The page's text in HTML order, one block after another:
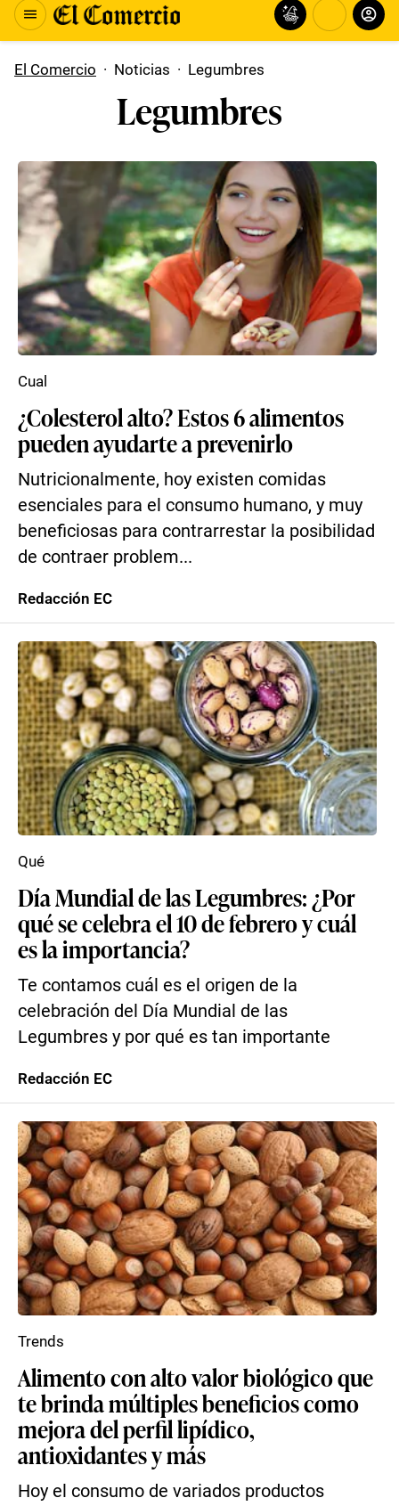
El Comercio · Noticias · Legumbres
Legumbres
¿Colesterol alto? Estos 6 alimentos
pueden ayudarte a prevenirlo
Nutricionalmente, hoy existen comidas
esenciales para el consumo humano, y muy
beneficiosas para contrarrestar la posibilidad
de contraer problem...
Cual
Redacción EC
Día Mundial de las Legumbres: ¿Por
qué se celebra el 10 de febrero y cuál
es la importancia?
Te contamos cuál es el origen de la
celebración del Día Mundial de las
Legumbres y por qué es tan importante
Qué
Redacción EC
Alimento con alto valor biológico que
te brinda múltiples beneficios como
mejora del perfil lipídico,
antioxidantes y más
Hoy el consumo de variados productos
Trends